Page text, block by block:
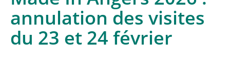
annulation des visites
du 23 et 24 février